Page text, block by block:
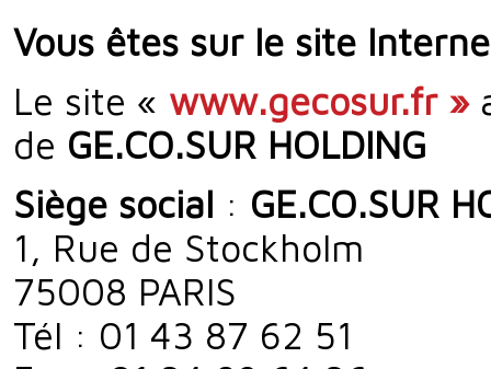
Vous êtes sur le site
Le site « www.gecosur.fr»
de GE.CO.SUR HOLDING
Siège social : GE.CO.SUR
1, Rue de Stockholm
75008 PARIS
Tél : 01 43 87 62 51